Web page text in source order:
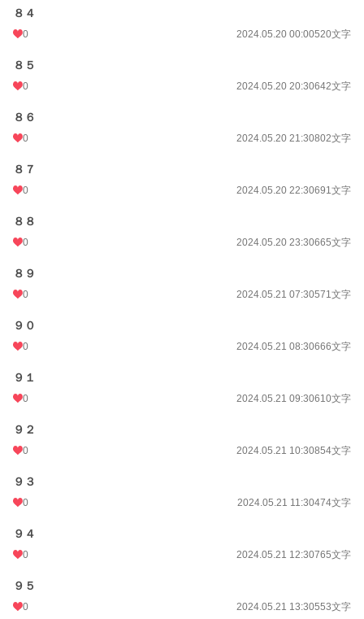
８４
0 2024.05.20 00:00520文字
８５
0 2024.05.20 20:30642文字
８６
0 2024.05.20 21:30802文字
８７
0 2024.05.20 22:30691文字
８８
0 2024.05.20 23:30665文字
８９
0 2024.05.21 07:30571文字
９０
0 2024.05.21 08:30666文字
９１
0 2024.05.21 09:30610文字
９２
0 2024.05.21 10:30854文字
９３
0 2024.05.21 11:30474文字
９４
0 2024.05.21 12:30765文字
９５
0 2024.05.21 13:30553文字